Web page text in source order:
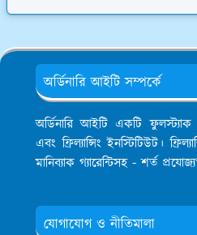
অর্ডিনারি আইটি সম্পর্কে
অর্ডিনারি আইটি একটি ফুলস্ট্যাক
এবং ফ্রিল্যান্সিং ইনস্টিটিউট।
মানিব্যাক গ্যারেন্টিসহ - শর্ত
যোগাযোগ ও নীতিমালা